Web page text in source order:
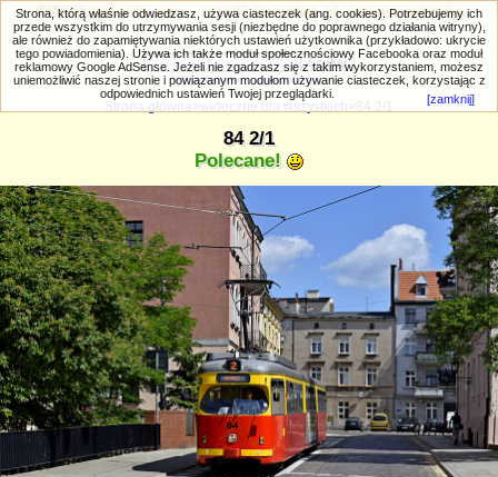
PRIV.gtlodz.eu - czyli trochę ;) inna galeria
Wyszukiwanie zaawansowane
Strona główna widoczne dla wszystkich >84 2/1
84 2/1
Polecane!
Strona, którą właśnie odwiedzasz, używa ciasteczek (ang. cookies). Potrzebujemy ich
przede wszystkim do utrzymywania sesji (niezbędne do poprawnego działania witryny),
ale również do zapamiętywania niektórych ustawień użytkownika (przykładowo: ukrycie
tego powiadomienia). Używa ich także moduł społecznościowy Facebooka oraz moduł
reklamowy Google AdSense. Jeżeli nie zgadzasz się z takim wykorzystaniem, możesz
uniemożliwić naszej stronie i powiązanym modułom używanie ciasteczek, korzystając z
odpowiednich ustawień Twojej przeglądarki.
[zamknij]